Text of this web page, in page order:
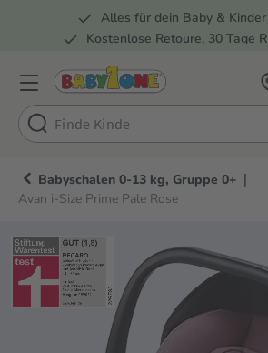
Zur Hauptnavigation springen
Alles für dein Baby & Kinder
Kostenlose Retoure, 30 Tage
Babyschalen 0-13 kg, Gruppe 0+ |
Avan i-Size Prime Pale Rose